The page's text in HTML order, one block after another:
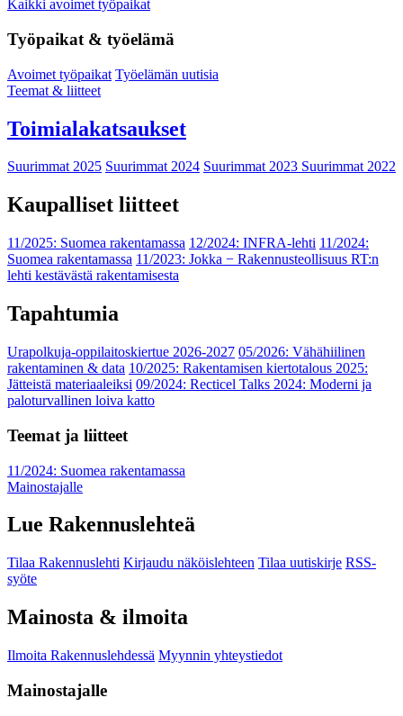
Kaikki avoimet työpaikat
Työpaikat & työelämä
Avoimet työpaikat Työelämän uutisia
Teemat & liitteet
Toimialakatsaukset
Suurimmat 2025 Suurimmat 2024 Suurimmat 2023 Suurimmat 2022
Kaupalliset liitteet
11/2025: Suomea rakentamassa 12/2024: INFRA-lehti 11/2024:
Suomea rakentamassa 11/2023: Jokka − Rakennusteollisuus RT:n
lehti kestävästä rakentamisesta
Tapahtumia
Urapolkuja-oppilaitoskiertue 2026-2027 05/2026: Vähähiilinen
rakentaminen & data 10/2025: Rakentamisen kiertotalous 2025:
Jätteistä materiaaleiksi 09/2024: Recticel Talks 2024: Moderni ja
paloturvallinen loiva katto
Teemat ja liitteet
11/2024: Suomea rakentamassa
Mainostajalle
Lue Rakennuslehteä
Tilaa Rakennuslehti Kirjaudu näköislehteen Tilaa uutiskirje RSS-
syöte
Mainosta & ilmoita
Ilmoita Rakennuslehdessä Myynnin yhteystiedot
Mainostajalle